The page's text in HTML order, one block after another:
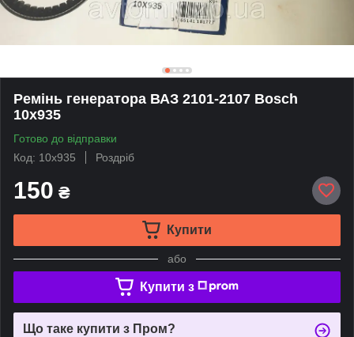
Ремінь генератора ВАЗ 2101-2107 Bosch
10х935
Готово до відправки
Код: 10х935
Роздріб
150 ₴
Купити
або
Купити з
Що таке купити з Пром?